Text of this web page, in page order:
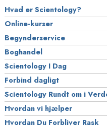
Hvad er Scientology?
Online-kurser
Begynderservice
Boghandel
Scientology I Dag
Forbind dagligt
Scientology Rundt om i
Hvordan vi hjælper
Hvordan Du Forbliver Rask